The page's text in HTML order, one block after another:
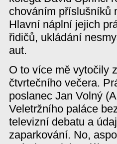
chováním příslušníků
Hlavní náplní jejich
řidičů, ukládání
aut.
O to více mě vytočily
čtvrtečního večera.
poslanec Jan Volný
Veletržního paláce
televizní debatu a
zaparkování. No,